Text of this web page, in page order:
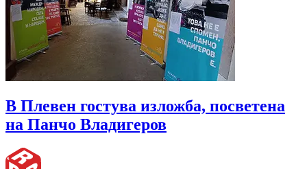
В Плевен гостува изложба, посветена
на Панчо Владигеров